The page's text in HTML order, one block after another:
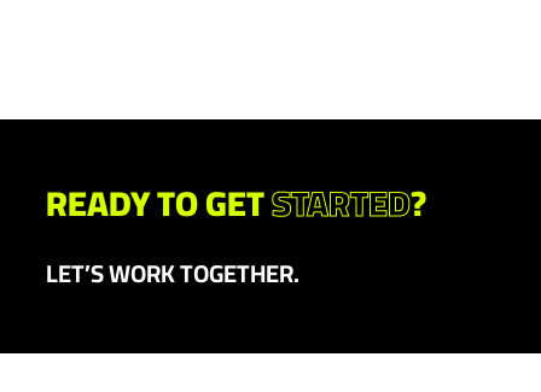
READY TO GETSTARTED?
LET’S WORK TOGETHER.